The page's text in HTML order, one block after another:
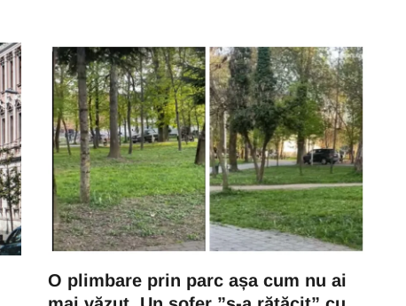
O plimbare prin parc așa cum nu ai